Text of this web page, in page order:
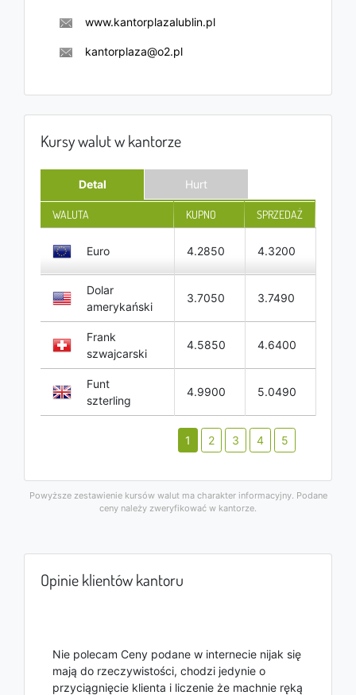
www.kantorplazalublin.pl
kantorplaza@o2.pl
Kursy walut w kantorze
Detal Hurt
WALUTA KUPNO SPRZEDAŻ
Euro 4.2850 4.3200
Dolar
amerykański
3.7050 3.7490
Frank
szwajcarski
4.5850 4.6400
Funt
szterling
4.9900 5.0490
1 2 3 4 5
Powyższe zestawienie kursów walut ma charakter informacyjny. Podane
ceny należy zweryfikować w kantorze.
Opinie klientów kantoru
Nie polecam Ceny podane w internecie nijak się
mają do rzeczywistości, chodzi jedynie o
przyciągnięcie klienta i liczenie że machnie ręką